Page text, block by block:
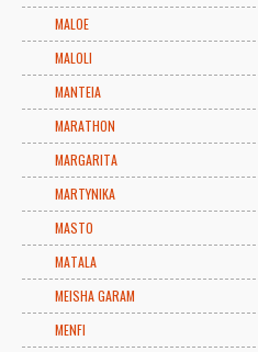
MALOE
MALOLI
MANTEIA
MARATHON
MARGARITA
MARTYNIKA
MASTO
MATALA
MEISHA GARAM
MENFI